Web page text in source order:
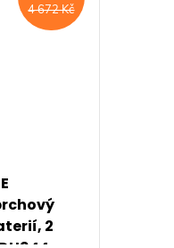
4 672 Kč
2